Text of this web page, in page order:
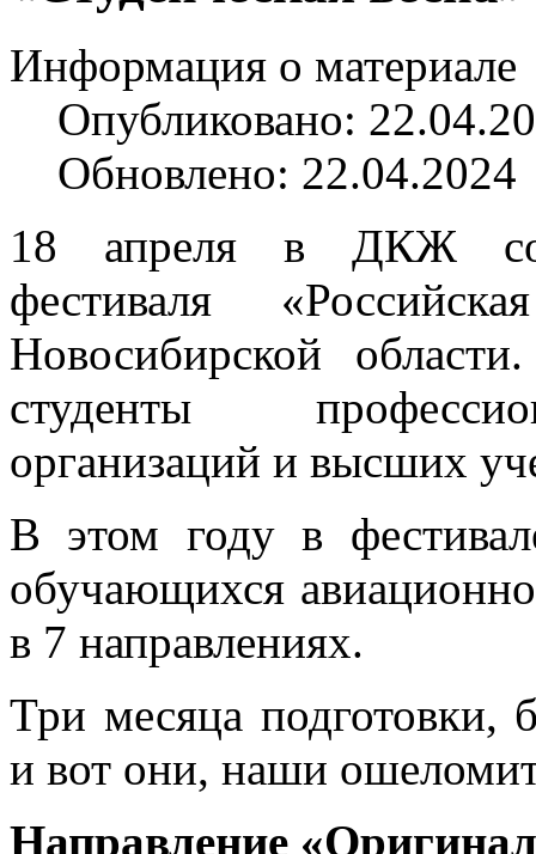
Информация о материале
Опубликовано:
Обновлено: 22.04.2024
18 апреля в ДКЖ
фестиваля
Новосибирской
студенты
организаций и высших
В этом году в
обучающихся
в 7 направлениях.
Три месяца подготовки,
и вот они, наши
Направление